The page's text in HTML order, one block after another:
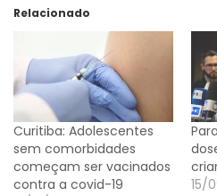
Relacionado
Curitiba: Adolescentes
sem comorbidades
começam ser vacinados
contra a covid-19
15/